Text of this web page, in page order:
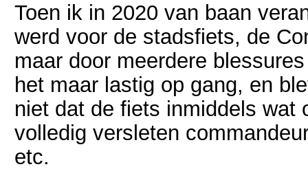
Toen ik in 2020 van baan
werd voor de stadsfiets, de
maar door meerdere
het maar lastig op gang, en
niet dat de fiets inmiddels wat
volledig versleten
etc.